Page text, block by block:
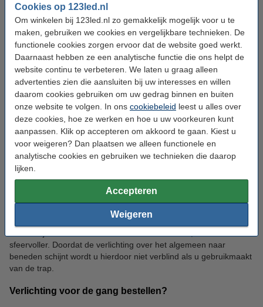
Cookies op 123led.nl
Om winkelen bij 123led.nl zo gemakkelijk mogelijk voor u te
maken, gebruiken we cookies en vergelijkbare technieken. De
functionele cookies zorgen ervoor dat de website goed werkt.
Daarnaast hebben ze een analytische functie die ons helpt de
website continu te verbeteren. We laten u graag alleen
advertenties zien die aansluiten bij uw interesses en willen
daarom cookies gebruiken om uw gedrag binnen en buiten
onze website te volgen. In ons cookiebeleid leest u alles over
deze cookies, hoe ze werken en hoe u uw voorkeuren kunt
aanpassen. Klik op accepteren om akkoord te gaan. Kiest u
voor weigeren? Dan plaatsen we alleen functionele en
analytische cookies en gebruiken we technieken die daarop
lijken.
Accepteren
Weigeren
beschadigingen.
Spotjes trap
De installatie van de spotjes is eenvoudiger. Deze lampjes van
Mr. Beams of Gizmo plaatst u namelijk eenvoudig boven- of
onderaan de trap, waar ze door hun geïntegreerde
bewegingssensoren automatisch gaan branden als u langsloopt.
Doordat de lampjes draadloos zijn en op batterijen werken hoeft
u ze alleen maar aan de muur te bevestigen met het standaard
meegeleverde bevestigingsmateriaal. Installatie is in minder dan
vijf minuten gedaan, zonder dat u last heeft van kabels of er
rekening mee hoeft te houden dat er een stopcontact in de buurt
moet zijn.
De spotjes zijn beschikbaar in diverse varianten, bijvoorbeeld in
het wit of in het bruin. Ook kunt u voor verschillende lichtkleuren
kiezen: koud witte verlichting (4.000K-5.000K) of warm witte
verlichting (2.200K). Welke kleurtemperatuur u uitkiest is
sfeervoller. Doordat de verlichting over het algemeen naar
beneden schijnt wordt u hierdoor niet verblind als u gebruikmaakt
van de trap.
Verlichting voor de gang bestellen?